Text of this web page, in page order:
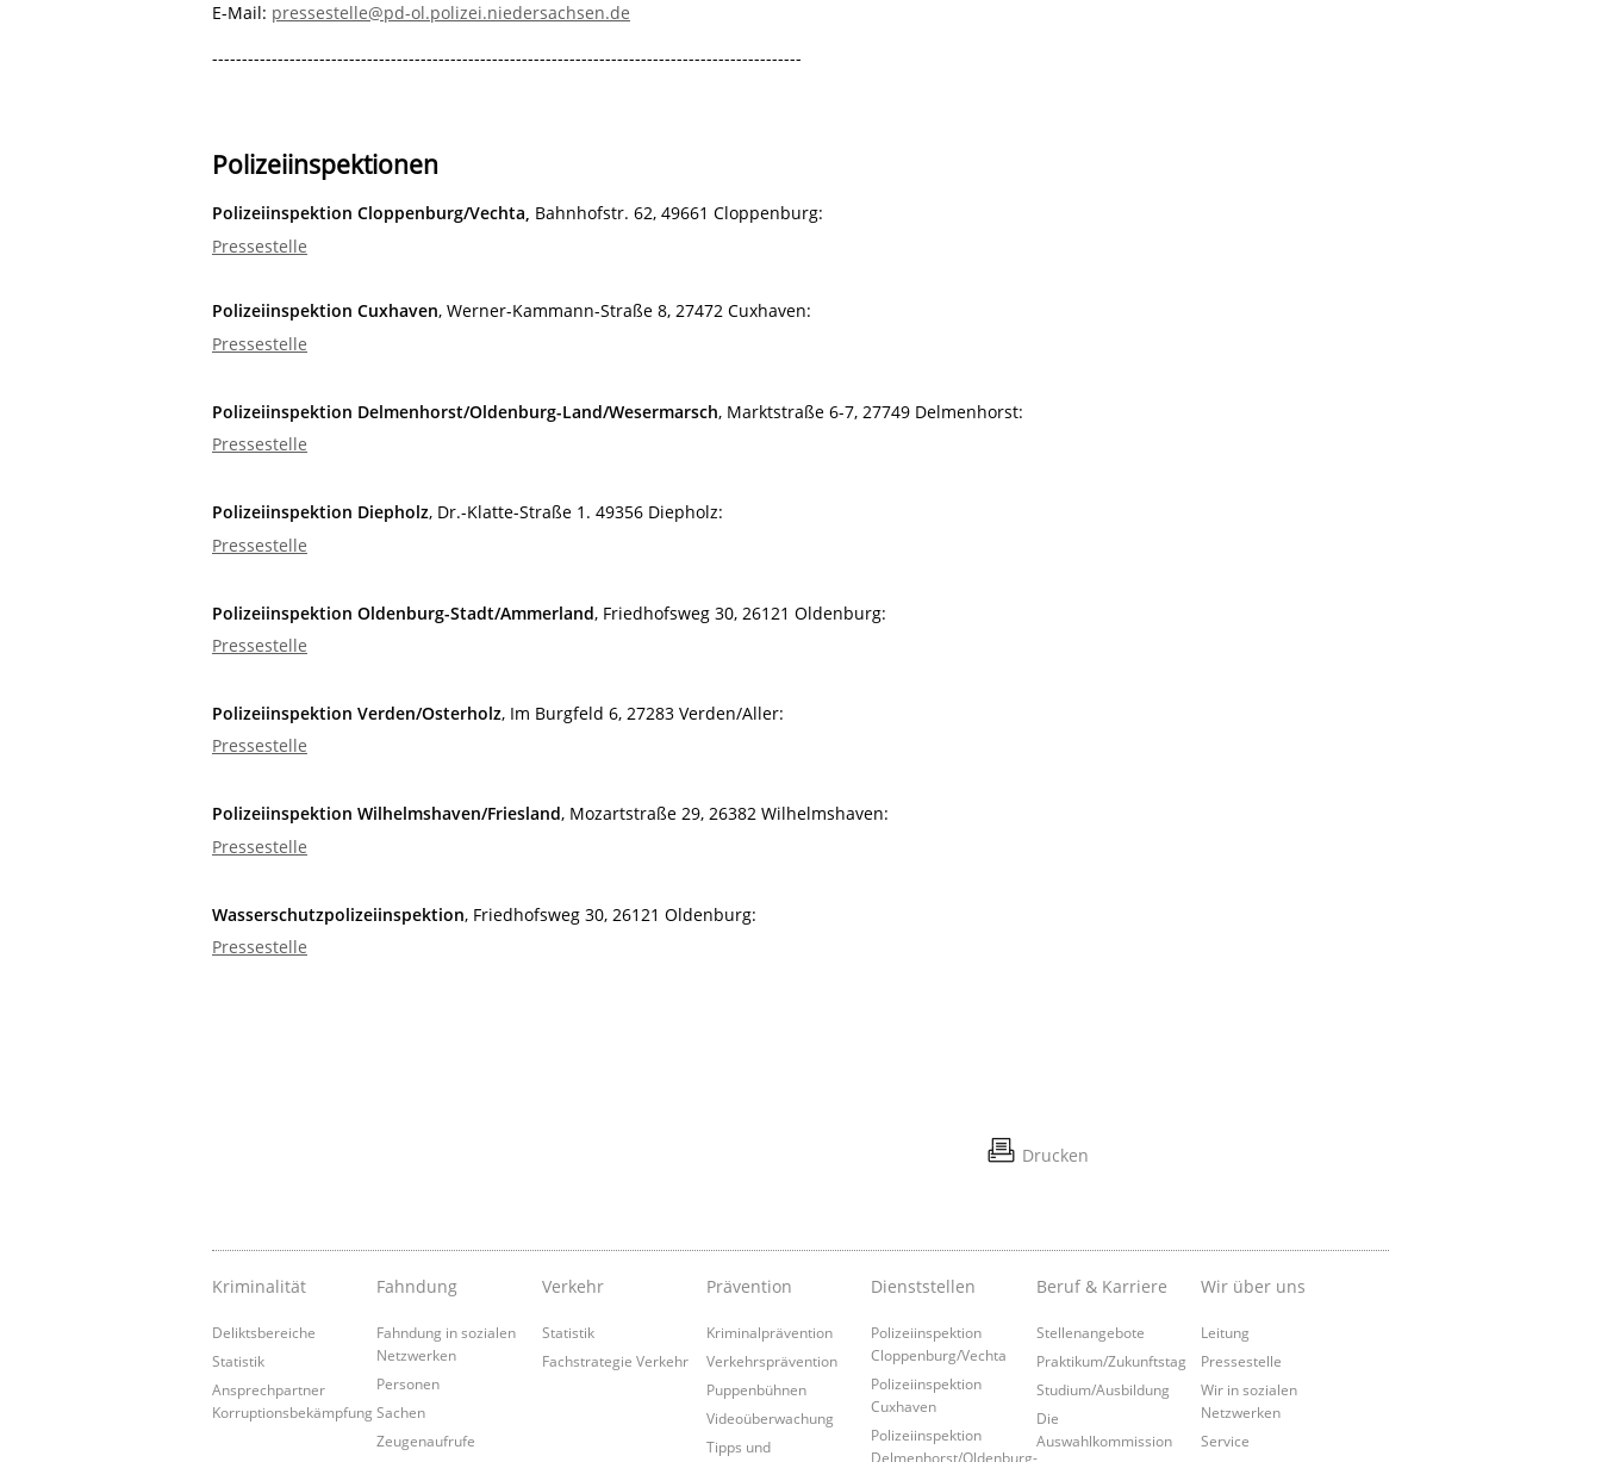
E-Mail: pressestelle@pd-ol.polizei.niedersachsen.de
---------------------------------------------------------------------------------------------------
Polizeiinspektionen
Polizeiinspektion Cloppenburg/Vechta, Bahnhofstr. 62, 49661 Cloppenburg:
Pressestelle
Polizeiinspektion Cuxhaven, Werner-Kammann-Straße 8, 27472 Cuxhaven:
Pressestelle
Polizeiinspektion Delmenhorst/Oldenburg-Land/Wesermarsch, Marktstraße 6-7, 27749 Delmenhorst:
Pressestelle
Polizeiinspektion Diepholz, Dr.-Klatte-Straße 1. 49356 Diepholz:
Pressestelle
Polizeiinspektion Oldenburg-Stadt/Ammerland, Friedhofsweg 30, 26121 Oldenburg:
Pressestelle
Polizeiinspektion Verden/Osterholz, Im Burgfeld 6, 27283 Verden/Aller:
Pressestelle
Polizeiinspektion Wilhelmshaven/Friesland, Mozartstraße 29, 26382 Wilhelmshaven:
Pressestelle
Wasserschutzpolizeiinspektion, Friedhofsweg 30, 26121 Oldenburg:
Pressestelle
Drucken
Kriminalität
Deliktsbereiche
Statistik
Ansprechpartner
Korruptionsbekämpfung
Fahndung
Fahndung in sozialen
Netzwerken
Personen
Sachen
Zeugenaufrufe
Verkehr
Statistik
Fachstrategie Verkehr
Prävention
Kriminalprävention
Verkehrsprävention
Puppenbühnen
Videoüberwachung
Tipps und
Dienststellen
Polizeiinspektion
Cloppenburg/Vechta
Polizeiinspektion
Cuxhaven
Polizeiinspektion
Delmenhorst/Oldenburg-
Beruf & Karriere
Stellenangebote
Praktikum/Zukunftstag
Studium/Ausbildung
Die
Auswahlkommission
Wir über uns
Leitung
Pressestelle
Wir in sozialen
Netzwerken
Service